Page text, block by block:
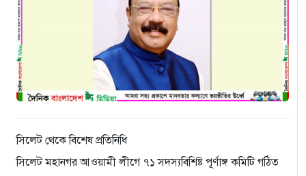
সিলেট থেকে বিশেষ প্রতিনিধি
সিলেট মহানগর আওয়ামী লীগে ৭১ সদস্যবিশিষ্ট পূর্ণাঙ্গ কমিটি গঠিত